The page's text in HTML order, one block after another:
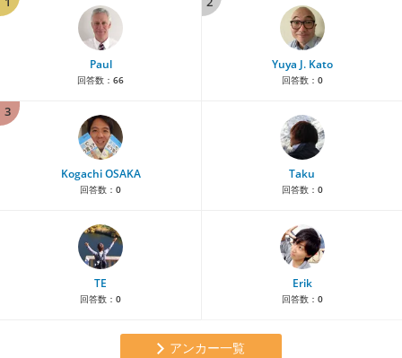
Paul
回答数： 66
Yuya J. Kato
回答数： 0
3
Kogachi OSAKA
回答数： 0
Taku
回答数： 0
TE
回答数： 0
Erik
回答数： 0
アンカー一覧